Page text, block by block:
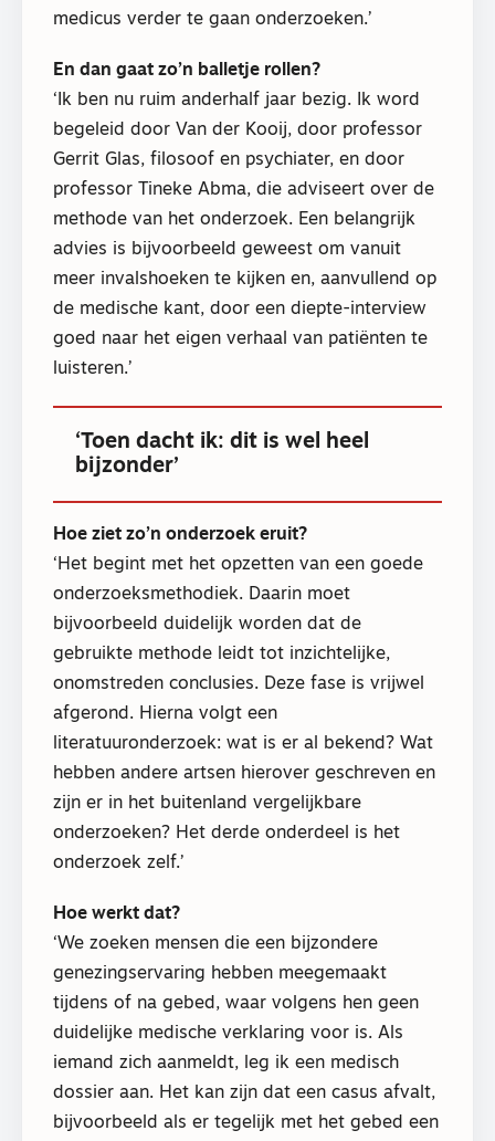
medicus verder te gaan onderzoeken.’
En dan gaat zo’n balletje rollen?
‘Ik ben nu ruim anderhalf jaar bezig. Ik word
begeleid door Van der Kooij, door professor
Gerrit Glas, filosoof en psychiater, en door
professor Tineke Abma, die adviseert over de
methode van het onderzoek. Een belangrijk
advies is bijvoorbeeld geweest om vanuit
meer invalshoeken te kijken en, aanvullend op
de medische kant, door een diepte-interview
goed naar het eigen verhaal van patiënten te
luisteren.’
‘Toen dacht ik: dit is wel heel
bijzonder’
Hoe ziet zo’n onderzoek eruit?
‘Het begint met het opzetten van een goede
onderzoeksmethodiek. Daarin moet
bijvoorbeeld duidelijk worden dat de
gebruikte methode leidt tot inzichtelijke,
onomstreden conclusies. Deze fase is vrijwel
afgerond. Hierna volgt een
literatuuronderzoek: wat is er al bekend? Wat
hebben andere artsen hierover geschreven en
zijn er in het buitenland vergelijkbare
onderzoeken? Het derde onderdeel is het
onderzoek zelf.’
Hoe werkt dat?
‘We zoeken mensen die een bijzondere
genezingservaring hebben meegemaakt
tijdens of na gebed, waar volgens hen geen
duidelijke medische verklaring voor is. Als
iemand zich aanmeldt, leg ik een medisch
dossier aan. Het kan zijn dat een casus afvalt,
bijvoorbeeld als er tegelijk met het gebed een